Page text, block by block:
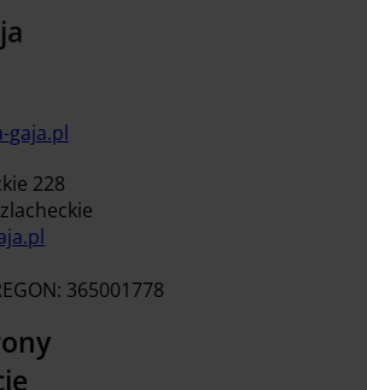
gaja.pl
228
365001778